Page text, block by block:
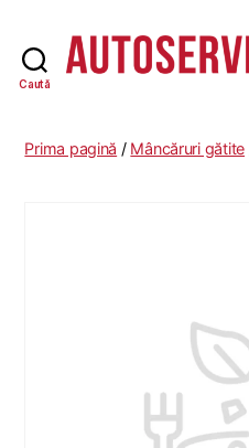
Caută
Prima pagină / Mâncăruri gătite